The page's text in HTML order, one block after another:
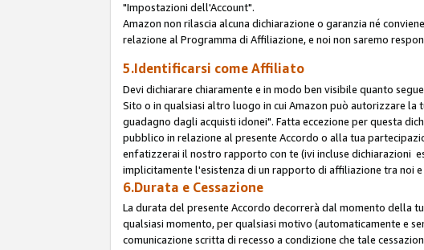
"Impostazioni dell'Account".
Amazon non rilascia alcuna dichiarazione o garanzia né
relazione al Programma di Affiliazione, e noi non saremo
5.Identificarsi come Affiliato
Devi dichiarare chiaramente e in modo ben visibile quanto
Sito o in qualsiasi altro luogo in cui Amazon può autorizzare
guadagno dagli acquisti idonei". Fatta eccezione per questa
pubblico in relazione al presente Accordo o alla tua
enfatizzerai il nostro rapporto con te (ivi incluse dichiarazioni
implicitamente l'esistenza di un rapporto di affiliazione tra noi
6.Durata e Cessazione
La durata del presente Accordo decorrerà dal momento della
qualsiasi momento, per qualsiasi motivo (automaticamente e
comunicazione scritta di recesso a condizione che tale